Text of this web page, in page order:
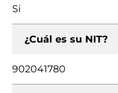
Si
¿Cuál es su NIT?
902041780